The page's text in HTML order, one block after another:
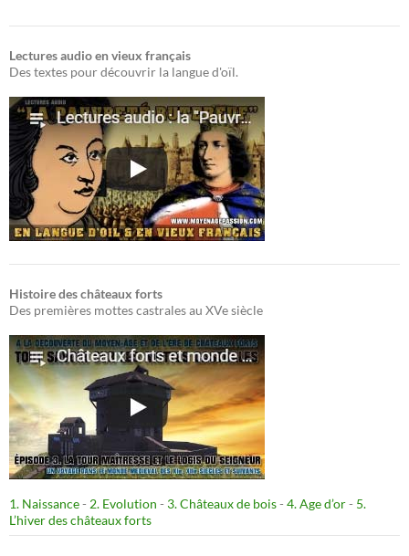
Lectures audio en vieux français
Des textes pour découvrir la langue d'oïl.
Histoire des châteaux forts
Des premières mottes castrales au XVe siècle
1. Naissance- 2. Evolution - 3. Châteaux de bois- 4. Age d’or- 5.
L’hiver des châteaux forts